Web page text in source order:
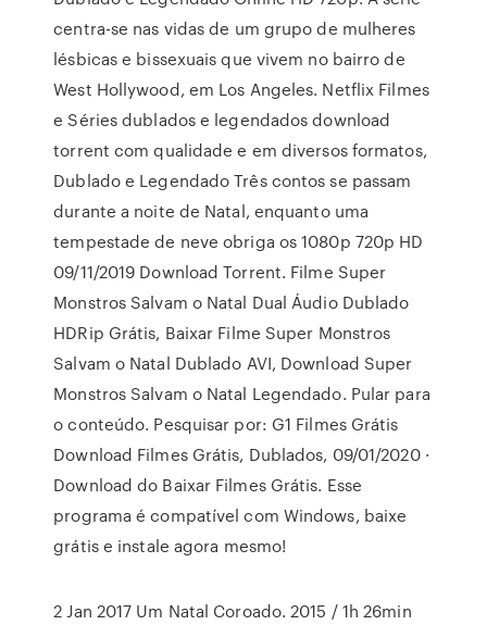
centra-se nas vidas de um grupo de mulheres
lésbicas e bissexuais que vivem no bairro de
West Hollywood, em Los Angeles. Netflix Filmes
e Séries dublados e legendados download
torrent com qualidade e em diversos formatos,
Dublado e Legendado Três contos se passam
durante a noite de Natal, enquanto uma
tempestade de neve obriga os 1080p 720p HD
09/11/2019 Download Torrent. Filme Super
Monstros Salvam o Natal Dual Áudio Dublado
HDRip Grátis, Baixar Filme Super Monstros
Salvam o Natal Dublado AVI, Download Super
Monstros Salvam o Natal Legendado. Pular para
o conteúdo. Pesquisar por: G1 Filmes Grátis
Download Filmes Grátis, Dublados, 09/01/2020 ·
Download do Baixar Filmes Grátis. Esse
programa é compatível com Windows, baixe
grátis e instale agora mesmo!
2 Jan 2017 Um Natal Coroado. 2015 / 1h 26min